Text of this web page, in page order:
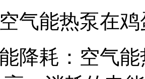
气能热泵在
降耗：空气